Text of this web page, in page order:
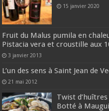
15 janvier 2020
Fruit du Malus pumila en
Pistacia vera et croustille aux
3 janvier 2013
L’un des sens à Saint Jean de
21 mai 2012
Twist
Botté à